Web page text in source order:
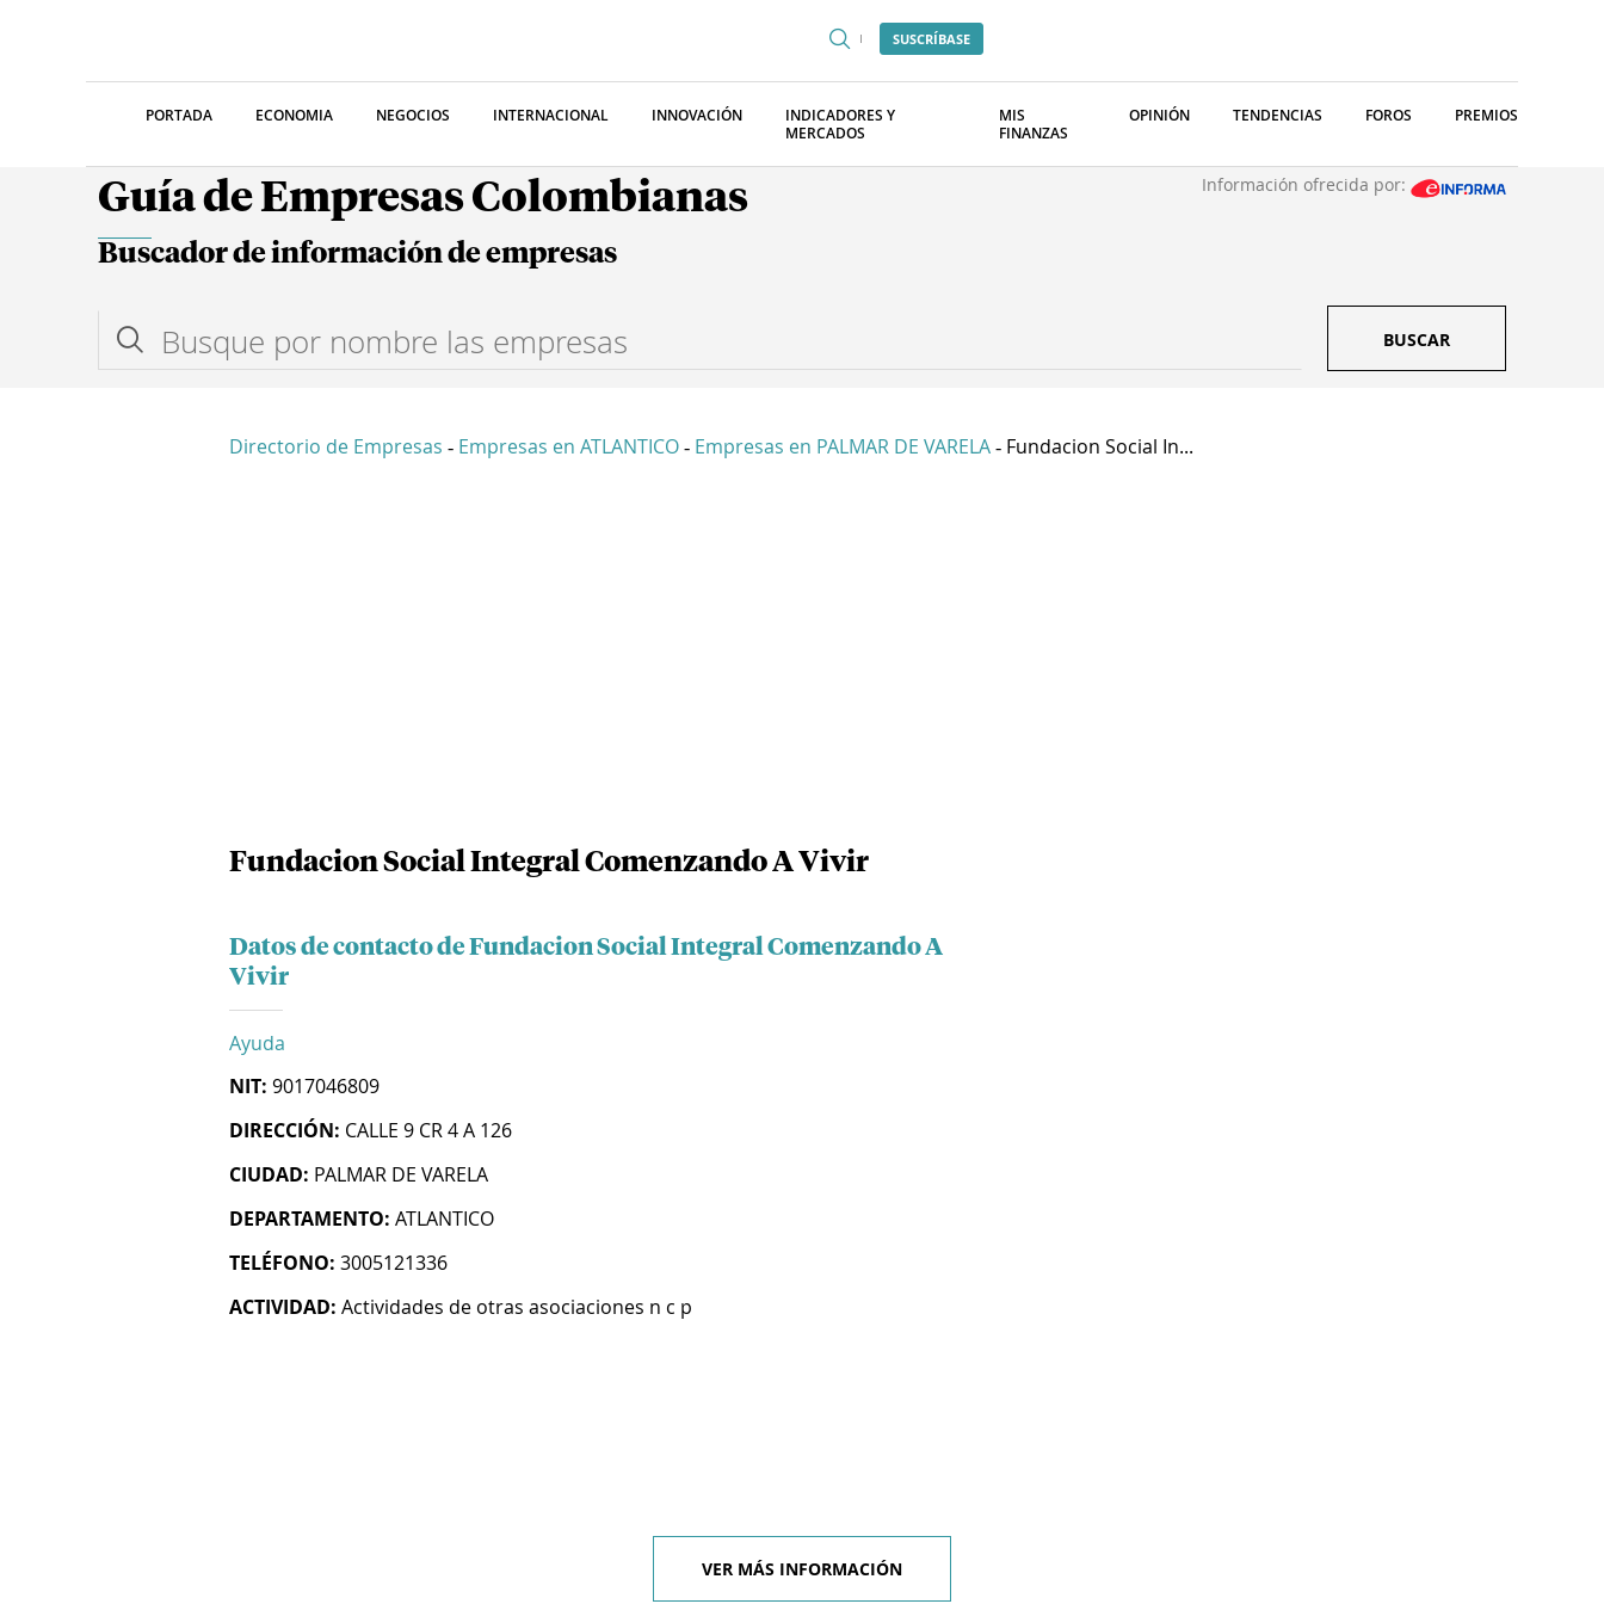
SUSCRÍBASE
PORTADA ECONOMIA NEGOCIOS INTERNACIONAL INNOVACIÓN
INDICADORES Y
MERCADOS
MIS
FINANZAS
OPINIÓN TENDENCIAS FOROS PREMIOS
Guía de Empresas Colombianas Información ofrecida por:
Buscador de información de empresas
BUSCAR
Directorio de Empresas - Empresas en ATLANTICO - Empresas en PALMAR DE VARELA - Fundacion Social In...
Fundacion Social Integral Comenzando A Vivir
Datos de contacto de Fundacion Social Integral Comenzando A
Vivir
Ayuda
NIT: 9017046809
DIRECCIÓN: CALLE 9 CR 4 A 126
CIUDAD: PALMAR DE VARELA
DEPARTAMENTO: ATLANTICO
TELÉFONO: 3005121336
ACTIVIDAD: Actividades de otras asociaciones n c p
VER MÁS INFORMACIÓN